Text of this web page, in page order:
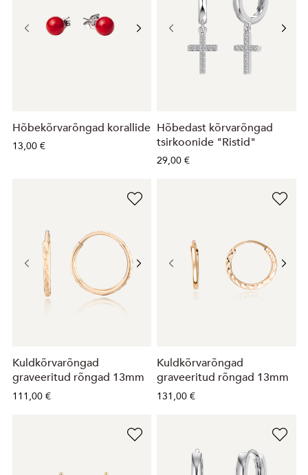
Hõbekõrvarõngad korallide
13,00 €
Hõbedast kõrvarõngad
tsirkoonide "Ristid"
29,00 €
Kuldkõrvarõngad
graveeritud rõngad 13mm
111,00 €
Kuldkõrvarõngad
graveeritud rõngad 13mm
131,00 €